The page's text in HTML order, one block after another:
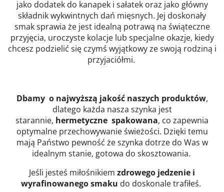
jako dodatek do kanapek i sałatek oraz jako główny
składnik wykwintnych dań mięsnych. Jej doskonały
smak sprawia że jest idealną potrawą na świąteczne
przyjęcia, uroczyste kolacje lub specjalne okazje, kiedy
chcesz podzielić się czymś wyjątkowy ze swoją rodziną i
przyjaciółmi.
Dbamy o najwyższą jakość naszych produktów,
dlatego każda nasza szynka jest
starannie, hermetyczne spakowana, co zapewnia
optymalne przechowywanie świeżości. Dzięki temu
mają Państwo pewność że szynka dotrze do Was w
idealnym stanie, gotowa do skosztowania.
Jeśli jesteś miłośnikiem zdrowego jedzenie i
wyrafinowanego smaku do doskonale trafiłeś.